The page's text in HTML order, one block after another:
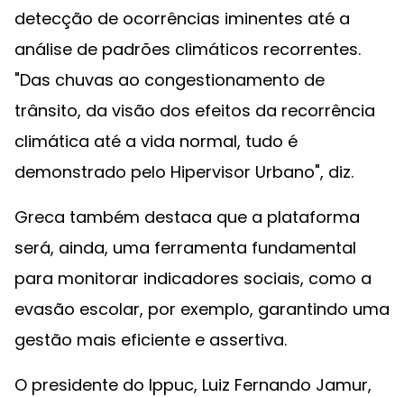
detecção de ocorrências iminentes até a
análise de padrões climáticos recorrentes.
"Das chuvas ao congestionamento de
trânsito, da visão dos efeitos da recorrência
climática até a vida normal, tudo é
demonstrado pelo Hipervisor Urbano", diz.
Greca também destaca que a plataforma
será, ainda, uma ferramenta fundamental
para monitorar indicadores sociais, como a
evasão escolar, por exemplo, garantindo uma
gestão mais eficiente e assertiva.
O presidente do Ippuc, Luiz Fernando Jamur,